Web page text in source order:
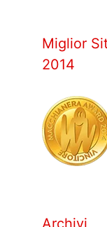
Miglior
2014
Archivi